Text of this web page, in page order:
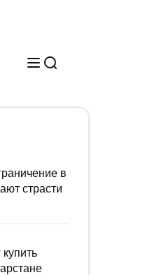
в
страсти